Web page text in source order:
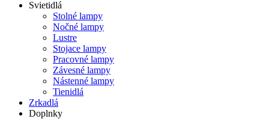
Svietidlá
Stolné lampy
Nočné lampy
Lustre
Stojace lampy
Pracovné lampy
Závesné lampy
Nástenné lampy
Tienidlá
Zrkadlá
Doplnky